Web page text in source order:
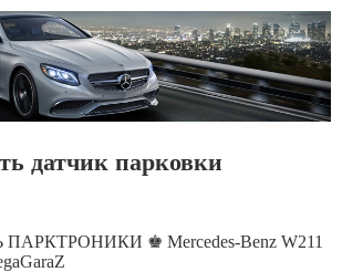
датчик парковки
♚ Mercedes-Benz W211